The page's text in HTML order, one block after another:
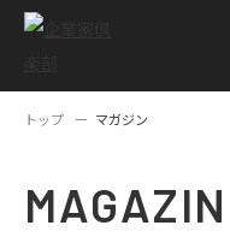
トップ マガジン